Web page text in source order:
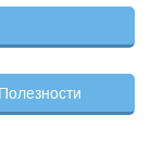
Полезности